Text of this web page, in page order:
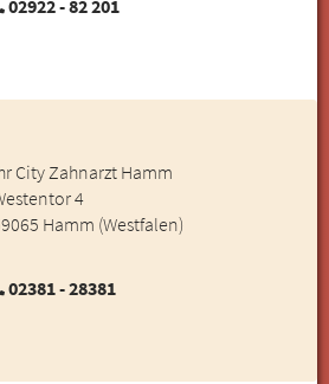
02922 - 82 201
City Zahnarzt Hamm
4
Hamm (Westfalen)
02381 - 28381